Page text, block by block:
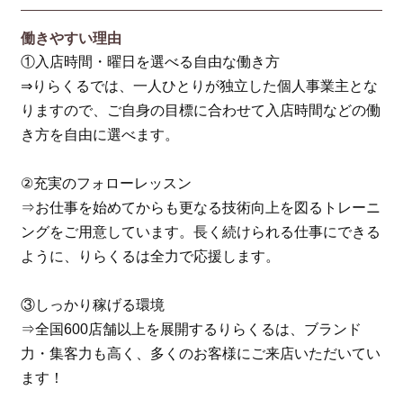
働きやすい理由
①入店時間・曜日を選べる自由な働き方
⇒りらくるでは、一人ひとりが独立した個人事業主とな
りますので、ご自身の目標に合わせて入店時間などの働
き方を自由に選べます。
②充実のフォローレッスン
⇒お仕事を始めてからも更なる技術向上を図るトレーニ
ングをご用意しています。長く続けられる仕事にできる
ように、りらくるは全力で応援します。
③しっかり稼げる環境
⇒全国600店舗以上を展開するりらくるは、ブランド
力・集客力も高く、多くのお客様にご来店いただいてい
ます！